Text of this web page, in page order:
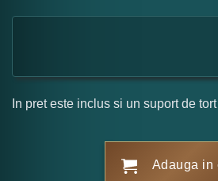
In pret este inclus si un suport de
Adauga in